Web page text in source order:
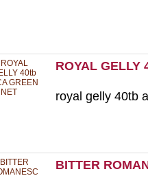
ROYAL GELLY
royal gelly 40tb
BITTER